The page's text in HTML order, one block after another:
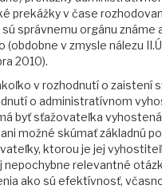
prekážky v čase
správnemu orgánu známe
(obdobne v zmysle nálezu
2010).
v rozhodnutí o zaistení
o administratívnom
byť sťažovateľka
možné skúmať základnú
ktorou je jej
nepochybne relevantné
ako sú efektívnosť,